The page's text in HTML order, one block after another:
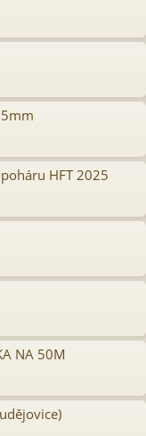
HFT 2025
NA 50M